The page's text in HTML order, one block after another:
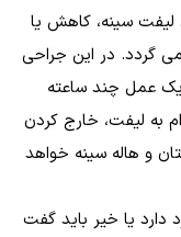
لیفت سینه، کاهش یا
می گردد. در این جراحی
یک عمل چند ساعته
به لیفت، خارج کردن
و هاله سینه خواهد
یا خیر باید گفت